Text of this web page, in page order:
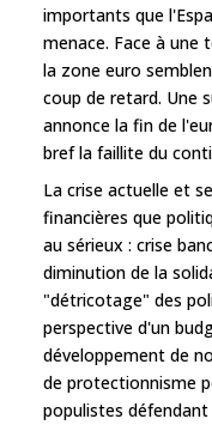
importants que
menace. Face à
la zone euro
coup de retard. Une
annonce la fin de
bref la faillite du
La crise actuelle et
financières que
au sérieux : crise
diminution de la
"détricotage" des
perspective d'un
développement de
de protectionnisme
populistes